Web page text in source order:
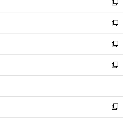
く
で
開
く
ド
ウ
で
開
く
ィ
ン
ド
ウ
で
開
く
い
ウ
ィ
ン
ド
ウ
で
開
新
し
い
ウ
ィ
ン
ド
ウ
開
く
新
し
い
ウ
ィ
ン
ウ
で
開
新
し
い
ウ
ン
ド
ウ
新
し
ウ
ィ
ン
新
し